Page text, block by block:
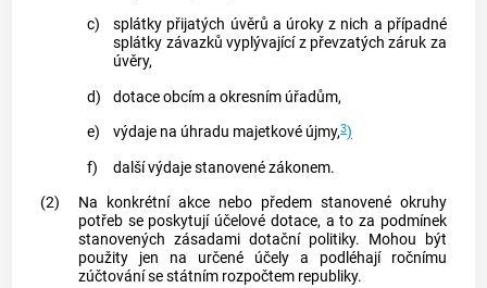
c)
splátky přijatých úvěrů a úroky z nich a případné
splátky závazků vyplývající z převzatých záruk za
úvěry,
d)
dotaceobcíma okresním úřadům,
e)
výdaje na úhradu majetkové újmy,3)
f)
další výdaje stanovené zákonem.
(2)
Na konkrétní akce nebo předem stanovené okruhy
potřeb se poskytují účelové dotace, a to za podmínek
stanovených zásadami dotační politiky. Mohou být
použity jen na určené účely a podléhají ročnímu
zúčtování se státním rozpočtem republiky.